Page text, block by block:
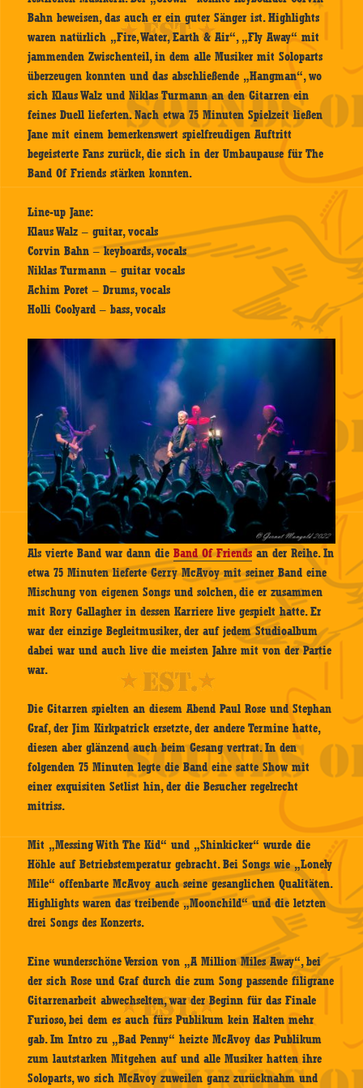
Bahn beweisen, das auch er ein guter Sänger ist. Highlights
waren natürlich „Fire, Water, Earth & Air“, „Fly Away“ mit
jammenden Zwischenteil, in dem alle Musiker mit Soloparts
überzeugen konnten und das abschließende „Hangman“, wo
sich Klaus Walz und Niklas Turmann an den Gitarren ein
feines Duell lieferten. Nach etwa 75 Minuten Spielzeit ließen
Jane mit einem bemerkenswert spielfreudigen Auftritt
begeisterte Fans zurück, die sich in der Umbaupause für The
Band Of Friends stärken konnten.
Line-up Jane:
Klaus Walz – guitar, vocals
Corvin Bahn – keyboards, vocals
Niklas Turmann – guitar vocals
Achim Poret – Drums, vocals
Holli Coolyard – bass, vocals
Als vierte Band war dann dieBand Of Friendsan der Reihe. In
etwa 75 Minuten lieferte Gerry McAvoy mit seiner Band eine
Mischung von eigenen Songs und solchen, die er zusammen
mit Rory Gallagher in dessen Karriere live gespielt hatte. Er
war der einzige Begleitmusiker, der auf jedem Studioalbum
dabei war und auch live die meisten Jahre mit von der Partie
war.
Die Gitarren spielten an diesem Abend Paul Rose und Stephan
Graf, der Jim Kirkpatrick ersetzte, der andere Termine hatte,
diesen aber glänzend auch beim Gesang vertrat. In den
folgenden 75 Minuten legte die Band eine satte Show mit
einer exquisiten Setlist hin, der die Besucher regelrecht
mitriss.
Mit „Messing With The Kid“ und „Shinkicker“ wurde die
Höhle auf Betriebstemperatur gebracht. Bei Songs wie „Lonely
Mile“ offenbarte McAvoy auch seine gesanglichen Qualitäten.
Highlights waren das treibende „Moonchild“ und die letzten
drei Songs des Konzerts.
Eine wunderschöne Version von „A Million Miles Away“, bei
der sich Rose und Graf durch die zum Song passende filigrane
Gitarrenarbeit abwechselten, war der Beginn für das Finale
Furioso, bei dem es auch fürs Publikum kein Halten mehr
gab. Im Intro zu „Bad Penny“ heizte McAvoy das Publikum
zum lautstarken Mitgehen auf und alle Musiker hatten ihre
Soloparts, wo sich McAvoy zuweilen ganz zurücknahm und